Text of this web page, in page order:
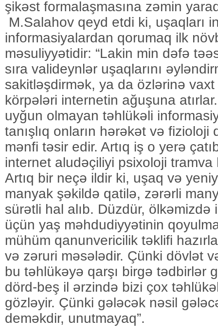
şikəst formalaşmasına zəmin
M.Salahov qeyd etdi ki, uşaqları
informasiyalardan qorumaq ilk
məsuliyyətidir: “Lakin min dəfə
sıra valideynlər uşaqlarını
sakitləşdirmək, ya da özlərinə vaxt
körpələri internetin ağuşuna
uyğun olmayan təhlükəli
tanışlıq onların hərəkət və fizioloji
mənfi təsir edir. Artıq iş o yerə
internet aludəçiliyi psixoloji tramva
Artıq bir neçə ildir ki, uşaq və
manyak şəkildə qatilə, zərərli
sürətli hal alıb. Düzdür, ölkəmizdə
üçün yaş məhdudiyyətinin
mühüm qanunvericilik təklifi
və zəruri məsələdir. Çünki dövlət
bu təhlükəyə qarşı birgə tədbirlər
dörd-beş il ərzində bizi çox
gözləyir. Çünki gələcək nəsil
deməkdir, unutmayaq”.